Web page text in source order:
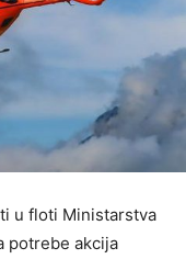
u floti Ministarstva
potrebe akcija